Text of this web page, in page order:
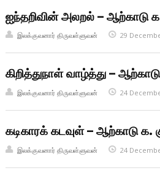
ஐந்தறிவின் அலறல் – ஆற்காடு
இலக்குவனார் திருவள்ளுவன் 29
கிறித்துநாள் வாழ்த்து –
இலக்குவனார் திருவள்ளுவன் 24
கடிகாரக் கடவுள் – ஆற்காடு க.
இலக்குவனார் திருவள்ளுவன் 24